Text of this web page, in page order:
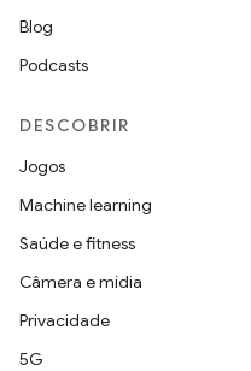
Blog
Podcasts
DESCOBRIR
Jogos
Machine learning
Saúde e fitness
Câmera e mídia
Privacidade
5G